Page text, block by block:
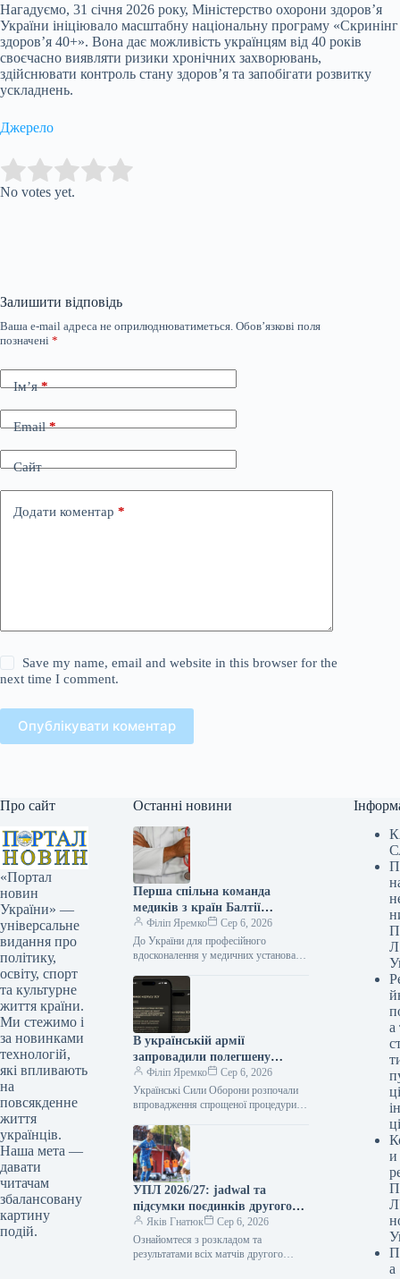
Нагадуємо, 31 січня 2026 року, Міністерство охорони здоров’я
України ініціювало масштабну національну програму «Скринінг
здоров’я 40+». Вона дає можливість українцям від 40 років
своєчасно виявляти ризики хронічних захворювань,
здійснювати контроль стану здоров’я та запобігати розвитку
ускладнень.
Джерело
Rate this item:
No votes yet.
Залишити відповідь
Ваша e-mail адреса не оприлюднюватиметься. Обов’язкові поля
позначені *
Ім’я*
Email*
Сайт
Додати коментар *
Save my name, email and website in this browser for the
next time I comment.
Опублікувати коментар
Про сайт
«Портал
новин
України» —
універсальне
видання про
політику,
освіту, спорт
та культурне
життя країни.
Ми стежимо і
за новинками
технологій,
які впливають
на
повсякденне
життя
українців.
Наша мета —
давати
читачам
збалансовану
картину
подій.
Останні новини
Перша спільна команда
медиків з країн Балтії
розпочала стажування в
Україні.
Філіп Яремко
Сер 6, 2026
До України для професійного
вдосконалення у медичних установах
лікарів з країн Балтії. 06.08.2026 04:49
Укрінформ До…
В українській армії
запровадили полегшену
процедуру переміщення бійців
Філіп Яремко
Сер 6, 2026
Українські Сили Оборони розпочали
впровадження спрощеної процедури
06.08.2026 12:54 Укрінформ
Українські Сили Оборони розпочали
процес оформлення перших
оптимізованих…
УПЛ 2026/27: jadwal та
підсумки поєдинків другого
ігрового дня, турнірна
таблиця
Яків Гнатюк
Сер 6, 2026
Ознайомтеся з розкладом та
результатами всіх матчів другого
Л
а
ці
и
а